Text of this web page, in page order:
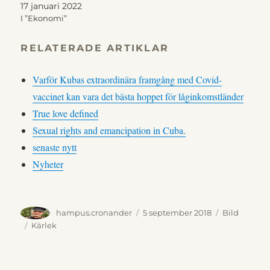
17 januari 2022
I ”Ekonomi”
RELATERADE ARTIKLAR
Varför Kubas extraordinära framgång med Covid-
vaccinet kan vara det bästa hoppet för låginkomstländer
True love defined
Sexual rights and emancipation in Cuba.
senaste nytt
Nyheter
Författare
hampus.cronander
Publicerat
5 september 2018 Format
Bild
Kategorier
Kärlek